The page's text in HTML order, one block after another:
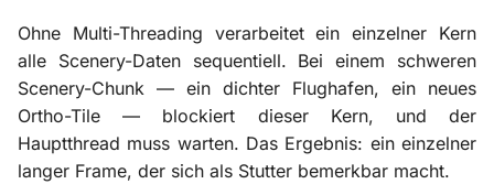
Ohne Multi-Threading verarbeitet ein einzelner Kern
alle Scenery-Daten sequentiell. Bei einem schweren
Scenery-Chunk — ein dichter Flughafen, ein neues
Ortho-Tile — blockiert dieser Kern, und der
Hauptthread muss warten. Das Ergebnis: ein einzelner
langer Frame, der sich als Stutter bemerkbar macht.